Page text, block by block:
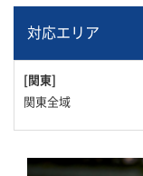
対応エリア
[関東]
関東全域